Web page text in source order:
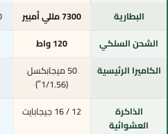
البطارية
7300 مللي أمبير
الشحن السلكي
120 واط
الكاميرا الرئيسية
50 ميجابكسل
(1/1.56″)
الذاكرة
العشوائية
12 / 16 جيجابايت